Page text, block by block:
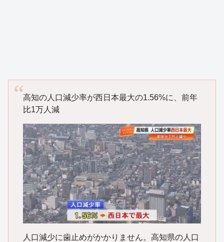
高知の人口減少率が西日本最大の1.56%に、前年
比1万人減
人口減少に歯止めがかかりません。高知県の人口